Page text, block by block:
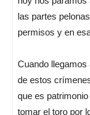
las partes
permisos y en
Cuando
de estos
que es
tomar el toro por